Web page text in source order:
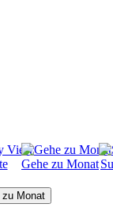
Gehe zu Monat
zu Monat